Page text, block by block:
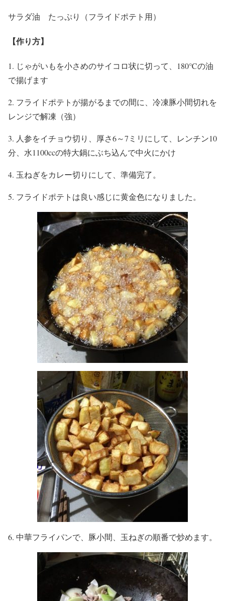
サラダ油 たっぷり（フライドポテト用）
【作り方】
1. じゃがいもを小さめのサイコロ状に切って、180℃の油
で揚げます
2. フライドポテトが揚がるまでの間に、冷凍豚小間切れを
レンジで解凍（強）
3. 人参をイチョウ切り、厚さ6～7ミリにして、レンチン10
分、水1100ccの特大鍋にぶち込んで中火にかけ
4. 玉ねぎをカレー切りにして、準備完了。
5. フライドポテトは良い感じに黄金色になりました。
6. 中華フライパンで、豚小間、玉ねぎの順番で炒めます。